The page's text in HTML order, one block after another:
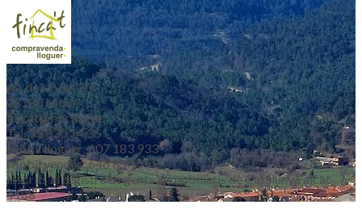
Av. de la Vila 20
08180 Moià
fincat@fincat.cat
Tel. 93 830 14 35
Mòbil lloguer: 607 183 933
Mòbil vendes: 646 853 559
Inscrits al registre d’agents immobiliaris de Catalunya aicat
4188